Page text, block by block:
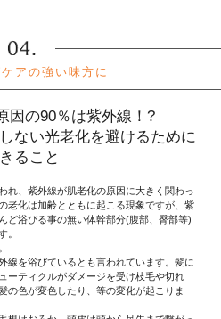
アの強い味方に
因の90％は紫外線！?
ない光老化を避けるために
ること
れ、紫外線が肌老化の原因に大きく関わっ
老化は加齢とともに起こる現象ですが、紫
ど浴びる事の無い体幹部分(腹部、臀部等)
。
線を浴びているとも言われています。髪に
ーティクルがダメージを受け枝毛や切れ
の色が変色したり、等の変化が起こりま